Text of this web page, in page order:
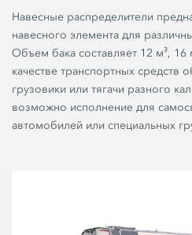
Навесные распределители
навесного элемента для
Объем бака составляет 12 м³, 16
качестве транспортных средств
грузовики или тягачи разного
возможно исполнение для
автомобилей или специальных